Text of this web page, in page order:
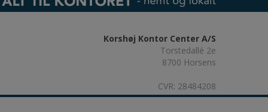
Korshøj Kontor Center A/S
Torstedallé 2e
8700 Horsens
CVR: 28484208